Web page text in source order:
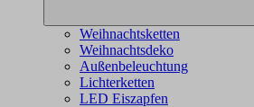
Weihnachtsketten
Weihnachtsdeko
Außenbeleuchtung
Lichterketten
LED Eiszapfen